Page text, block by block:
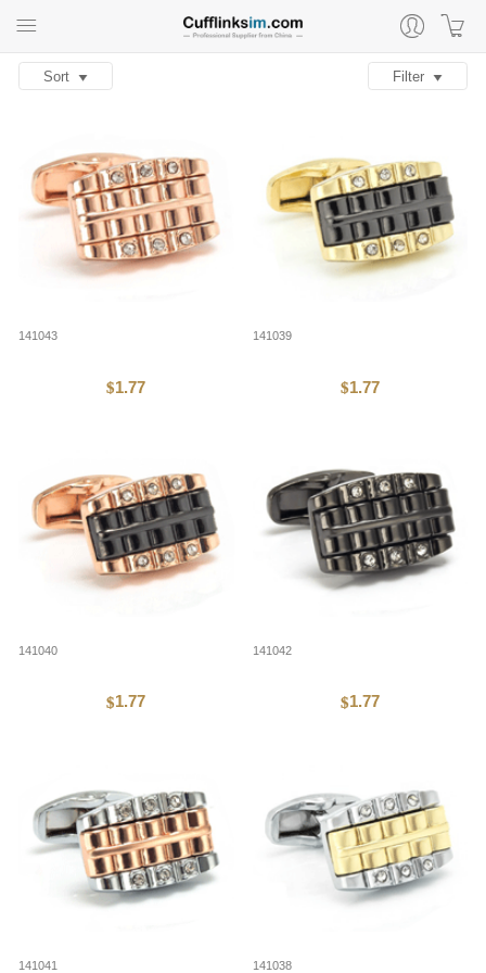
Sort Filter
141043
$1.77
141039
$1.77
141040
$1.77
141042
$1.77
141041 141038